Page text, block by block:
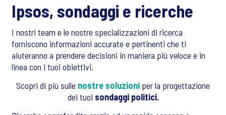
Ipsos, sondaggi e ricerche
I nostri team e le nostre specializzazioni di ricerca
forniscono informazioni accurate e pertinenti che ti
aiuteranno a prendere decisioni in maniera più veloce e in
linea con i tuoi obiettivi.
Scopri di più sulle nostre soluzioni per la progettazione
dei tuoi sondaggi politici.